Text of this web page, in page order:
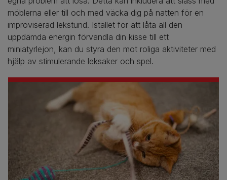
möblerna eller till och med väcka dig på natten för en
improviserad lekstund. Istället för att låta all den
uppdämda energin förvandla din kisse till ett
miniatyrlejon, kan du styra den mot roliga aktiviteter med
hjälp av stimulerande leksaker och spel.